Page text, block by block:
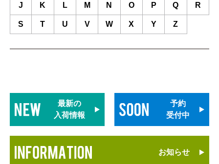
J K L M N O P Q R
S T U V W X Y Z
最新の
入荷情報
予約
受付中
お知らせ